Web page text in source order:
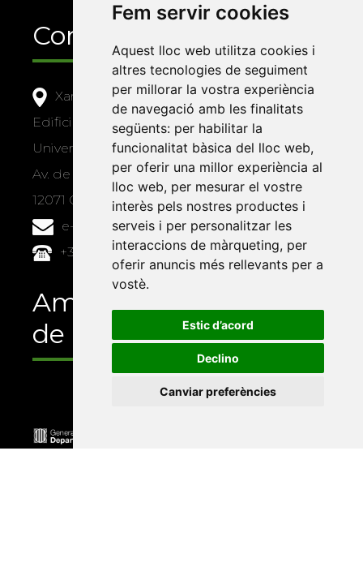
Fem servir cookies
Aquest lloc web utilitza cookies i
altres tecnologies de seguiment
per millorar la vostra experiència
de navegació amb les finalitats
següents: per habilitar la
funcionalitat bàsica del lloc web,
per oferir una millor experiència al
lloc web, per mesurar el vostre
interès pels nostres productes i
serveis i per personalitzar les
interaccions de màrqueting, per
oferir anuncis més rellevants per a
vostè.
Estic d’acord
Declino
Canviar preferències
Contacte
Xarxa Vives d'Universitats
Edifici Àgora
Universitat Jaume I, local 10
Av. de Vicent Sos Baynat, s/n
12071 Castelló de la Plana
e-buc@vives.org
+34 964 72 89 93
Amb el suport
de